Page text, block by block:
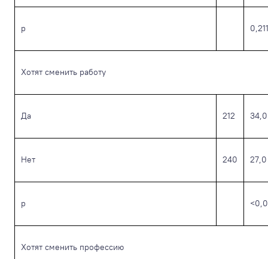
р 0,211
Хотят сменить работу
Да 212
Нет 240
р
Хотят сменить профессию